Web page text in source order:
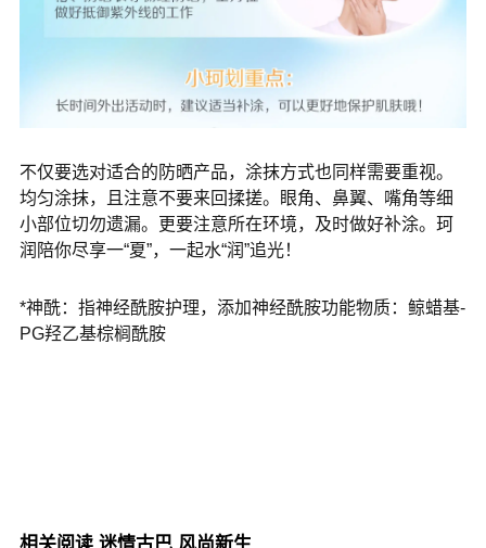
不仅要选对适合的防晒产品，涂抹方式也同样需要重视。
均匀涂抹，且注意不要来回揉搓。眼角、鼻翼、嘴角等细
小部位切勿遗漏。更要注意所在环境，及时做好补涂。珂
润陪你尽享一“夏”，一起水“润”追光！
*神酰：指神经酰胺护理，添加神经酰胺功能物质：鲸蜡基-
PG羟乙基棕榈酰胺
相关阅读 迷情古巴 风尚新生